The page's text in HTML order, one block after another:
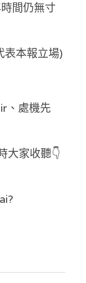
間仍無寸
表本報立場)
、處機先
大家收聽👇